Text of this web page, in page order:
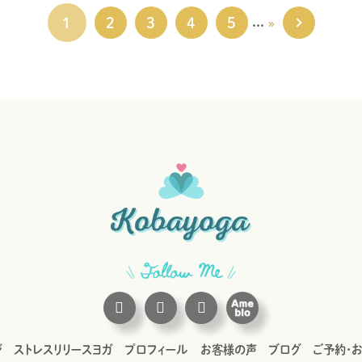
1 2 3 4 5 ... » 最後 »
ストレスリリースヨガ プロフィール お客様の声 ブログ ご予約・